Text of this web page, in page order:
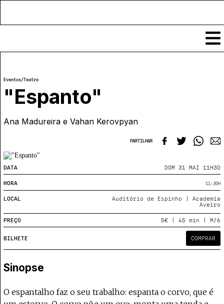
Notícias
Classificados
Ver todos
Agenda
Exposições
Por Localidade
Locais
Mapa
Submeter Eventos
COFFEELABS
Cursos Curtos
Recursos
Publicações
Projecto e Equipa
Estatuto Editorial
Ficha Técnica
Contactar
Política de privacidade - App
Coffeelabs Cursos curtos
Mantém viva a culturaApoiar
Eventos/Teatro
"Espanto"
Ana Madureira e Vahan Kerovpyan
PARTILHAR
DATA DOM 31 MAI 11H30
HORA 11:30H
LOCAL
Auditório de Espinho | Academia
Aveiro
PREÇO 5€ | 45 min | M/6
BILHETE COMPRAR
Sinopse
O espantalho faz o seu trabalho: espanta o corvo, que é